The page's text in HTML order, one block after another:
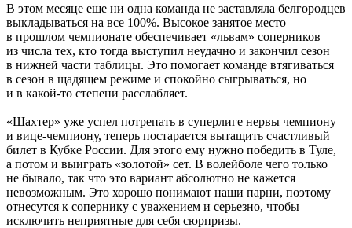
В этом месяце еще ни одна команда не заставляла белгородцев
выкладываться на все 100%. Высокое занятое место
в прошлом чемпионате обеспечивает «львам» соперников
из числа тех, кто тогда выступил неудачно и закончил сезон
в нижней части таблицы. Это помогает команде втягиваться
в сезон в щадящем режиме и спокойно сыгрываться, но
и в какой-то степени расслабляет.
«Шахтер» уже успел потрепать в суперлиге нервы чемпиону
и вице-чемпиону, теперь постарается вытащить счастливый
билет в Кубке России. Для этого ему нужно победить в Туле,
а потом и выиграть «золотой» сет. В волейболе чего только
не бывало, так что это вариант абсолютно не кажется
невозможным. Это хорошо понимают наши парни, поэтому
отнесутся к сопернику с уважением и серьезно, чтобы
исключить неприятные для себя сюрпризы.